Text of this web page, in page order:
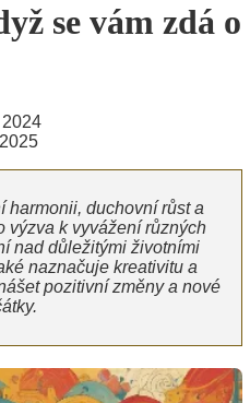
se vám zdá o
harmonii, duchovní růst a
výzva k vyvážení různých
nad důležitými životními
naznačuje kreativitu a
pozitivní změny a nové